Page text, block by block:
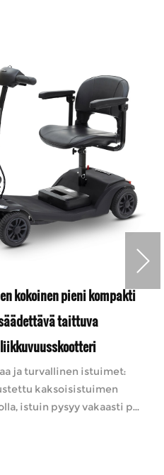
kokoinen pieni kompakti
taittuva
liikkuvuusskootteri
ja turvallinen istuimet:
kaksoisistuimen
istuin pysyy vakaasti p...